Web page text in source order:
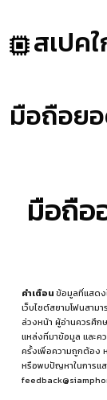
สเปค
มือถือย
มือถือ
คำเตือนข้อมูลที่แสดง
เว็บไซต์สยามโฟนสาม
ล่วงหน้า ผู้อ่านควรศึก
แหล่งที่มาข้อมูล และค
ครั้งเพื่อความถูกต้อง
หรือพบปัญหาในการแส